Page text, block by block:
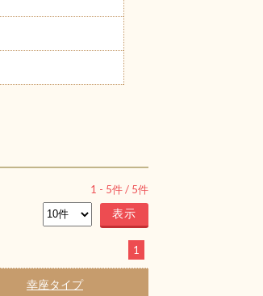
1 - 5件 / 5件
1
幸座タイプ